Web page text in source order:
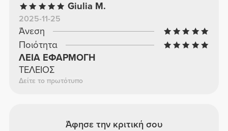
Giulia M.
2025-11-25
Άνεση
Ποιότητα
ΛΕΙΑ ΕΦΑΡΜΟΓΗ
ΤΕΛΕΙΟΣ
Δείτε το πρωτότυπο
Άφησε την κριτική σου